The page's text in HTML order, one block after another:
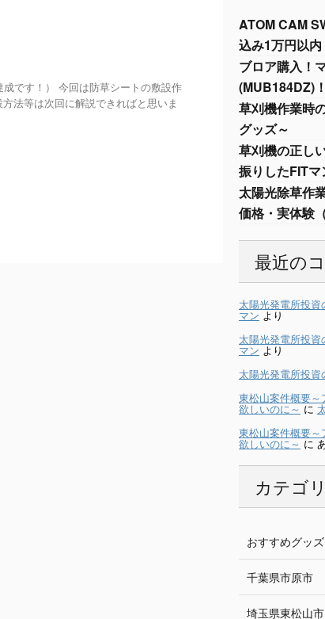
です！） 今回は防草シートの敷設作
法等は次回に解説できればと思いま
ATOM CAM
込み1万円以内
ブロア購入！
(MUB184DZ)
草刈機作業時
グッズ～
草刈機の正し
振りしたFIT
太陽光除草作
価格・実体験
最近の
太陽光発電所投
マンより
太陽光発電所投
マンより
太陽光発電所投
東松山案件概要～
欲しいのに～に
東松山案件概要～
欲しいのに～に
カテゴ
おすすめグッズ
千葉県市原市
埼玉県東松山市